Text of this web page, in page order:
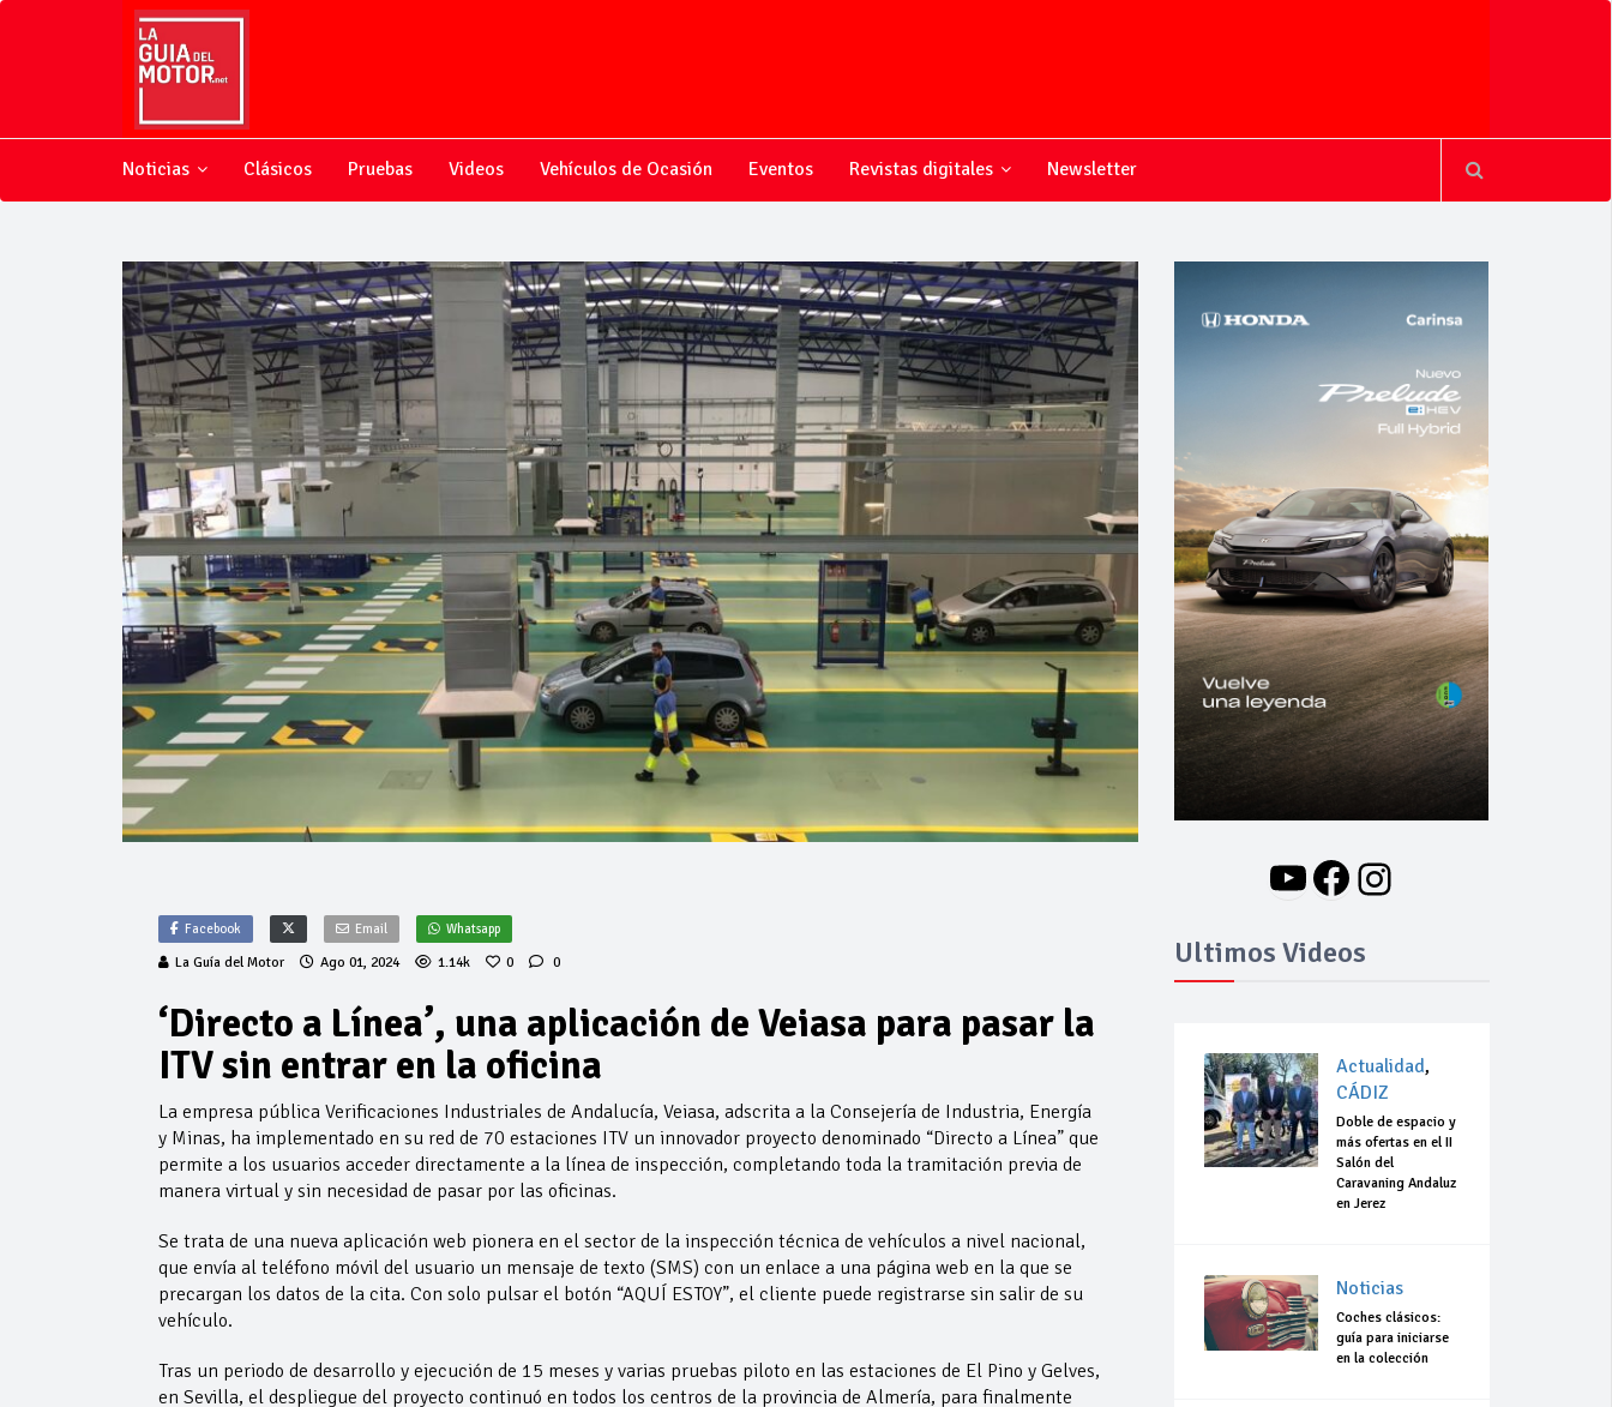
Noticias Clásicos Pruebas Videos Vehículos de Ocasión Eventos Revistas digitales Newsletter
Facebook Email Whatsapp
La Guía del Motor Ago 01, 2024 1.14k 0 0
‘Directo a Línea’, una aplicación de Veiasa para pasar la
ITV sin entrar en la oficina
La empresa pública Verificaciones Industriales de Andalucía, Veiasa, adscrita a la Consejería de Industria, Energía
y Minas, ha implementado en su red de 70 estaciones ITV un innovador proyecto denominado “Directo a Línea” que
permite a los usuarios acceder directamente a la línea de inspección, completando toda la tramitación previa de
manera virtual y sin necesidad de pasar por las oficinas.
Se trata de una nueva aplicación web pionera en el sector de la inspección técnica de vehículos a nivel nacional,
que envía al teléfono móvil del usuario un mensaje de texto (SMS) con un enlace a una página web en la que se
precargan los datos de la cita. Con solo pulsar el botón “AQUÍ ESTOY”, el cliente puede registrarse sin salir de su
vehículo.
Tras un periodo de desarrollo y ejecución de 15 meses y varias pruebas piloto en las estaciones de El Pino y Gelves,
en Sevilla, el despliegue del proyecto continuó en todos los centros de la provincia de Almería, para finalmente
YouTube
Facebook
Instagram
Ultimos Videos
Actualidad,
CÁDIZ
Doble de espacio y
más ofertas en el II
Salón del
Caravaning Andaluz
en Jerez
Noticias
Coches clásicos:
guía para iniciarse
en la colección